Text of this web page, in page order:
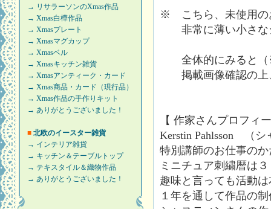
→ リサラーソンのXmas作品
→ Xmas白樺作品
→ Xmasプレート
→ Xmasマグカップ
→ Xmasベル
→ Xmasキッチン雑貨
→ Xmasアンティーク・カード
→ Xmas商品・カード（現行品）
→ Xmas作品の手作りキット
→ ありがとうございました！
■ 北欧のイースター雑貨
→ インテリア雑貨
→ キッチン＆テーブルトップ
→ テキスタイル＆織物作品
→ ありがとうございました！
※ こちら、未使用の
非常に薄い小さな
全体的にみると（※
掲載画像確認の上
【 作家さんプロフ
Kerstin Pahlsson （
特別講師のお仕事の
ミニチュア刺繍暦は
趣味と言っても活動
１年を通して作品の